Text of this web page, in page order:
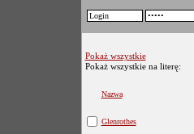
Pokaż wszystkie
Pokaż wszystkie na literę:
Nazwa
Glenrothes